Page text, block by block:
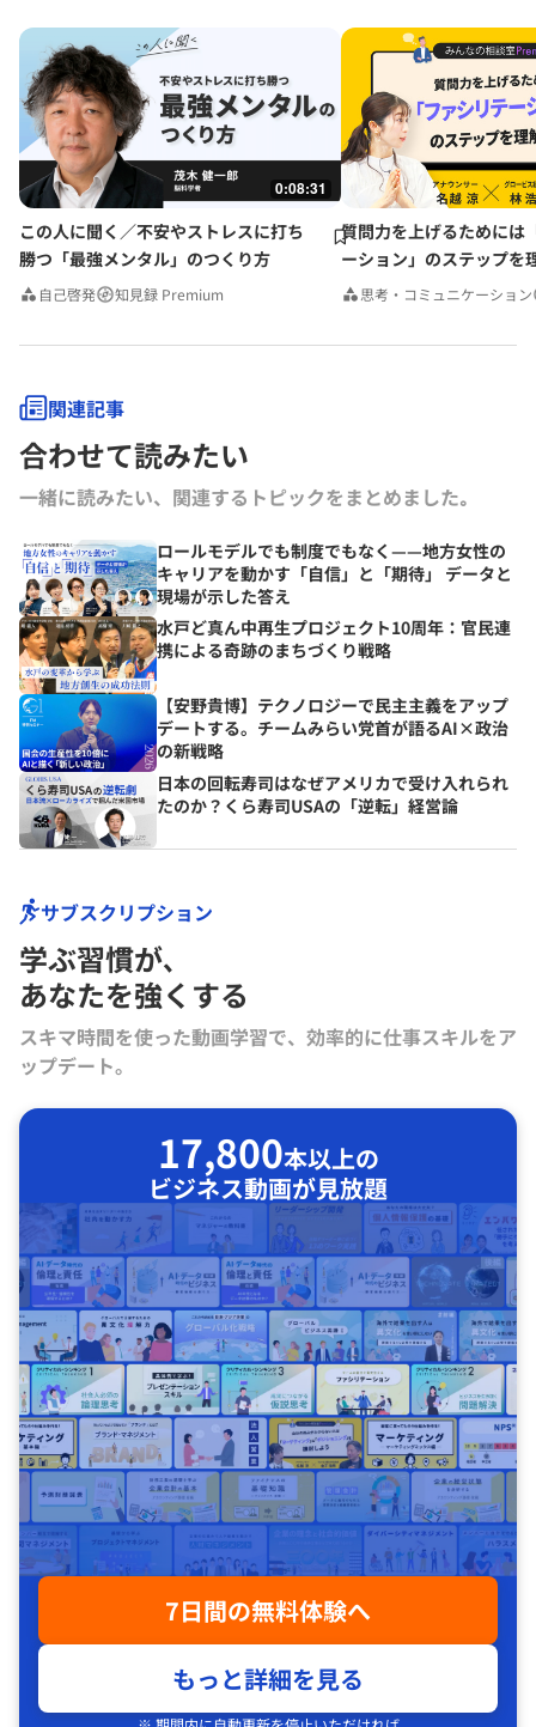
0:08:31
この人に聞く／不安やストレスに打ち
勝つ「最強メンタル」のつくり方
自己啓発 知見録 Premium
質問力を上げるためには
ーション」のステップを
みんなの相談室Premium
思考・コミュニケーション
関連記事
合わせて読みたい
一緒に読みたい、関連するトピックをまとめました｡
ロールモデルでも制度でもなく——地方女性の
キャリアを動かす「自信」と「期待」 データと
現場が示した答え
水戸ど真ん中再生プロジェクト10周年：官民連
携による奇跡のまちづくり戦略
【安野貴博】テクノロジーで民主主義をアップ
デートする。チームみらい党首が語るAI×政治
の新戦略
日本の回転寿司はなぜアメリカで受け入れられ
たのか？くら寿司USAの「逆転」経営論
サブスクリプション
学ぶ習慣が､
あなたを強くする
スキマ時間を使った動画学習で、効率的に仕事スキルをア
ップデート。
17,800本以上の
ビジネス動画が見放題
7日間の無料体験へ
もっと詳細を見る